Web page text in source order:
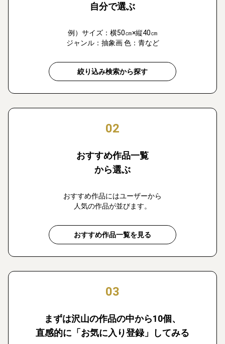
自分で選ぶ
例）サイズ：横50㎝×縦40㎝
ジャンル：抽象画 色：青など
絞り込み検索から探す
02
おすすめ作品一覧
から選ぶ
おすすめ作品にはユーザーから
人気の作品が並びます。
おすすめ作品一覧を見る
03
まずは沢山の作品の中から10個、
直感的に「お気に入り登録」してみる